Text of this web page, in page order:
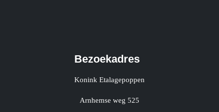
Bezoekadres
Konink Etalagepoppen
Arnhemse weg 525